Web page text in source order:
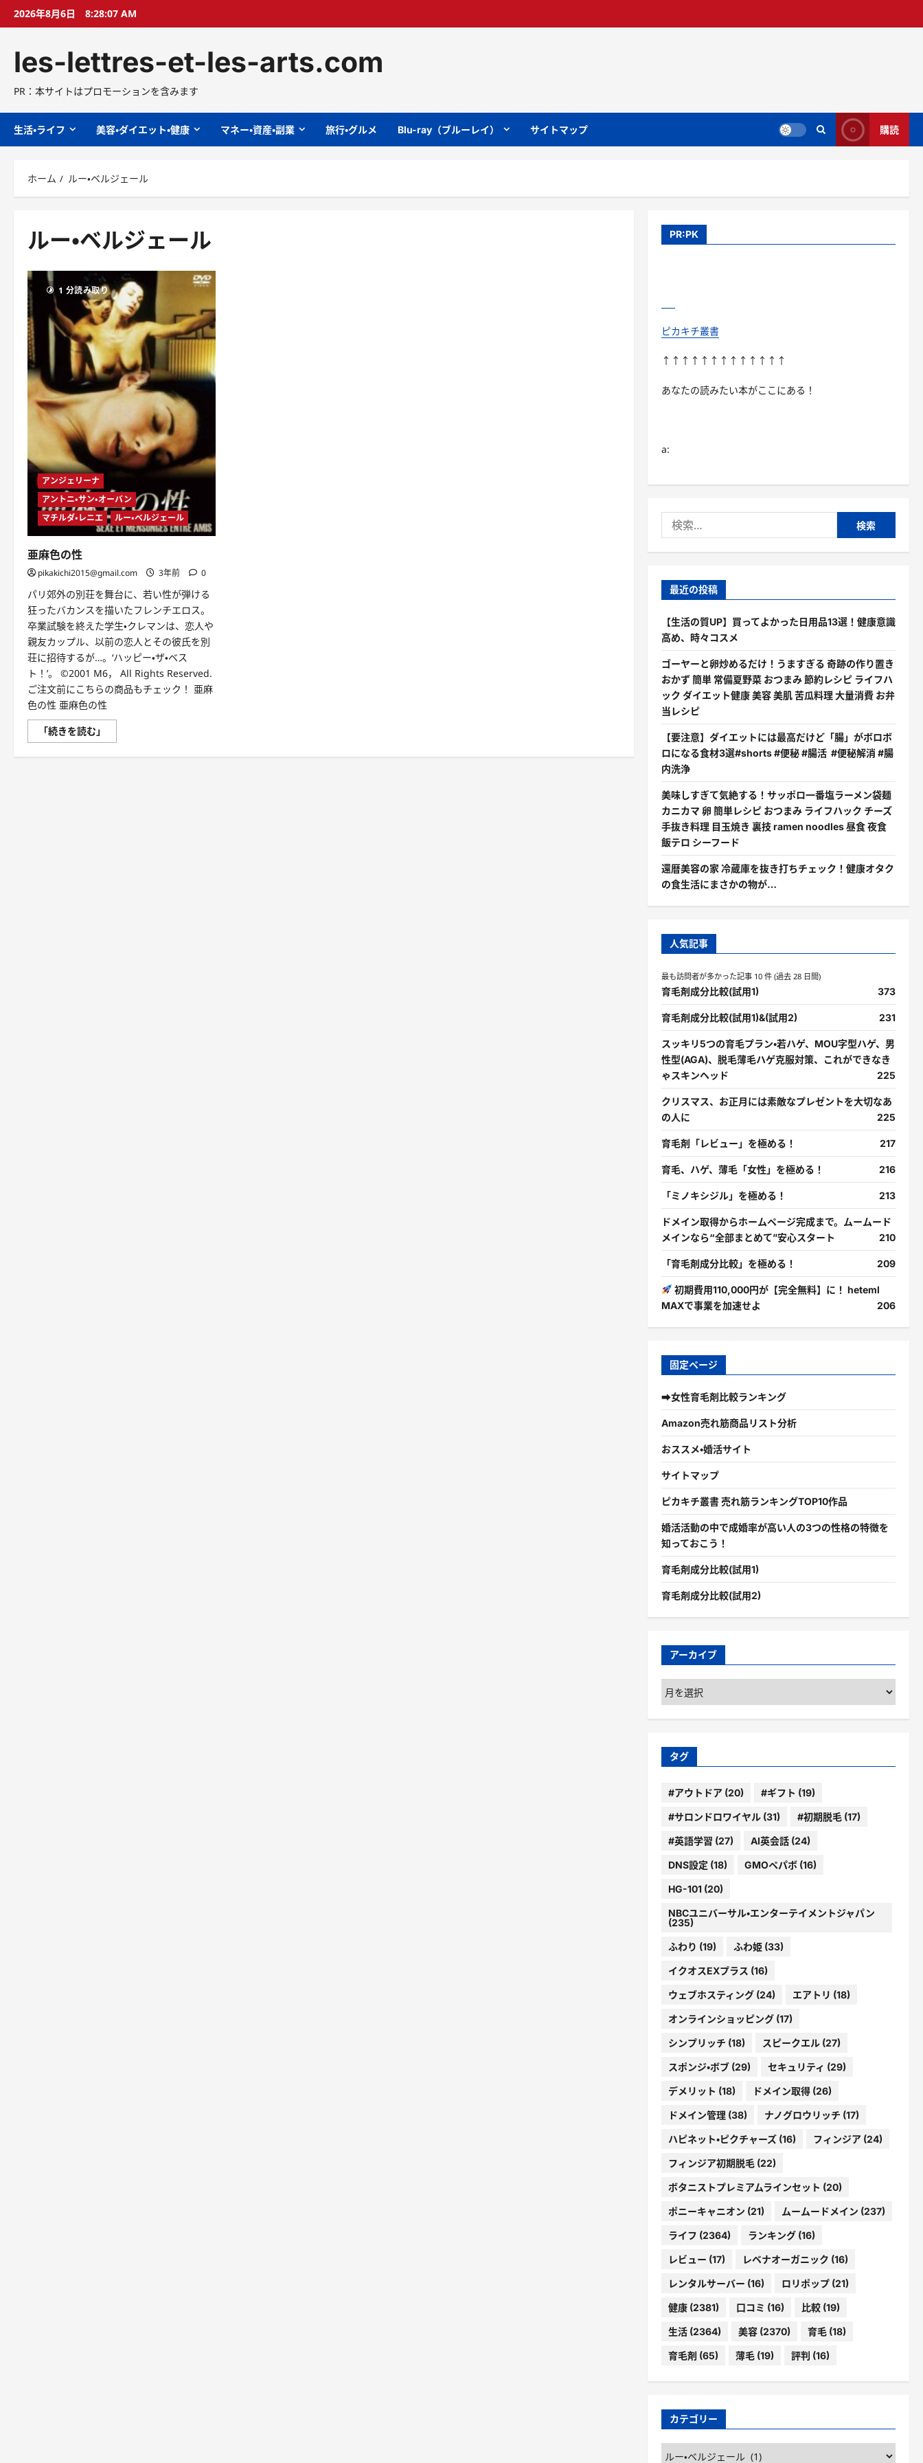
プ
2026年8月6日 8:28:08 AM
les-lettres-et-les-arts.com
PR：本サイトはプロモーションを含みます
生活・ライフ 美容・ダイエット・健康 マネー・資産・副業 旅行・グルメ Blu-ray（ブルーレイ） サイトマップ 購読
ホーム ルー・ベルジェール
ルー・ベルジェール
1 分読み取り
アンジェリーナ
アントニ・サン・オーバン
マチルダ・レニエ
ルー・ベルジェール
亜麻色の性
pikakichi2015@gmail.com 3年前 0
パリ郊外の別荘を舞台に、若い性が弾ける
狂ったバカンスを描いたフレンチエロス。
卒業試験を終えた学生・クレマンは、恋人や
親友カップル、以前の恋人とその彼氏を別
荘に招待するが…。‘ハッピー・ザ・ベス
ト！’。 ©2001 M6， All Rights Reserved.
ご注文前にこちらの商品もチェック！ 亜麻
色の性 亜麻色の性
「続きを読む」
麻
の
PR:PK
ピカキチ叢書
↑↑↑↑↑↑↑↑↑↑↑↑↑
あなたの読みたい本がここにある！
a:
索:
最近の投稿
【生活の質UP】買ってよかった日用品13選！健康意識
高め、時々コスメ
ゴーヤーと卵炒めるだけ！うますぎる 奇跡の作り置き
おかず 簡単 常備夏野菜 おつまみ 節約レシピ ライフハ
ック ダイエット健康 美容 美肌 苦瓜料理 大量消費 お弁
当レシピ
【要注意】ダイエットには最高だけど「腸」がボロボ
ロになる食材3選#shorts #便秘 #腸活 #便秘解消 #腸
内洗浄
美味しすぎて気絶する！サッポロ一番塩ラーメン袋麺
カニカマ 卵 簡単レシピ おつまみ ライフハック チーズ
手抜き料理 目玉焼き 裏技 ramen noodles 昼食 夜食
飯テロ シーフード
還暦美容の家 冷蔵庫を抜き打ちチェック！健康オタク
の食生活にまさかの物が…
人気記事
最も訪問者が多かった記事 10 件 (過去 28 日間)
育毛剤成分比較(試用1) 373
育毛剤成分比較(試用1)&(試用2) 231
スッキリ5つの育毛プラン・若ハゲ、MOU字型ハゲ、男
性型(AGA)、脱毛薄毛ハゲ克服対策、これができなき
ゃスキンヘッド
225
クリスマス、お正月には素敵なプレゼントを大切なあ
の人に
225
育毛剤「レビュー」を極める！ 217
育毛、ハゲ、薄毛「女性」を極める！ 216
「ミノキシジル」を極める！ 213
ドメイン取得からホームページ完成まで。ムームード
メインなら“全部まとめて”安心スタート
210
「育毛剤成分比較」を極める！ 209
初期費用110,000円が【完全無料】に！ heteml
MAXで事業を加速せよ
206
固定ページ
➡女性育毛剤比較ランキング
Amazon売れ筋商品リスト分析
おススメ・婚活サイト
サイトマップ
ピカキチ叢書 売れ筋ランキングTOP10作品
婚活活動の中で成婚率が高い人の3つの性格の特徴を
知っておこう！
育毛剤成分比較(試用1)
育毛剤成分比較(試用2)
アーカイブ
ア
ー
カ
ブ
タグ
#アウトドア(20) #ギフト (19)
#サロンドロワイヤル(31) #初期脱毛(17)
#英語学習 (27) AI英会話(24)
DNS設定 (18) GMOペパボ(16)
HG-101(20)
NBCユニバーサル・エンターテイメントジャパン
(235)
ふわり (19) ふわ姫(33)
イクオスEXプラス (16)
ウェブホスティング(24) エアトリ (18)
オンラインショッピング(17)
シンプリッチ (18) スピークエル(27)
スポンジ・ボブ(29) セキュリティ (29)
デメリット (18) ドメイン取得(26)
ドメイン管理(38) ナノグロウリッチ (17)
ハピネット・ピクチャーズ(16) フィンジア(24)
フィンジア初期脱毛(22)
ボタニストプレミアムラインセット (20)
ポニーキャニオン (21) ムームードメイン (237)
ライフ (2364) ランキング(16)
レビュー (17) レベナオーガニック (16)
レンタルサーバー (16) ロリポップ(21)
健康(2381) 口コミ (16) 比較(19)
生活(2364) 美容(2370) 育毛(18)
育毛剤 (65) 薄毛(19) 評判 (16)
カテゴリー
カ